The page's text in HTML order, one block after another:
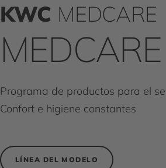
KWC MEDCARE
MEDCARE
Programa de productos para el
Confort e higiene constantes
LÍNEA DEL MODELO